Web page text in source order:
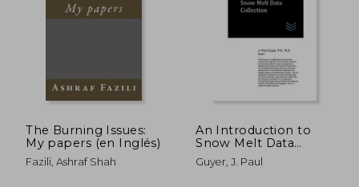
The Burning Issues:
My papers (en Inglés)
Fazili, Ashraf Shah
An Introduction to
Snow Melt Data
Collection (en Inglés)
Guyer, J. Paul